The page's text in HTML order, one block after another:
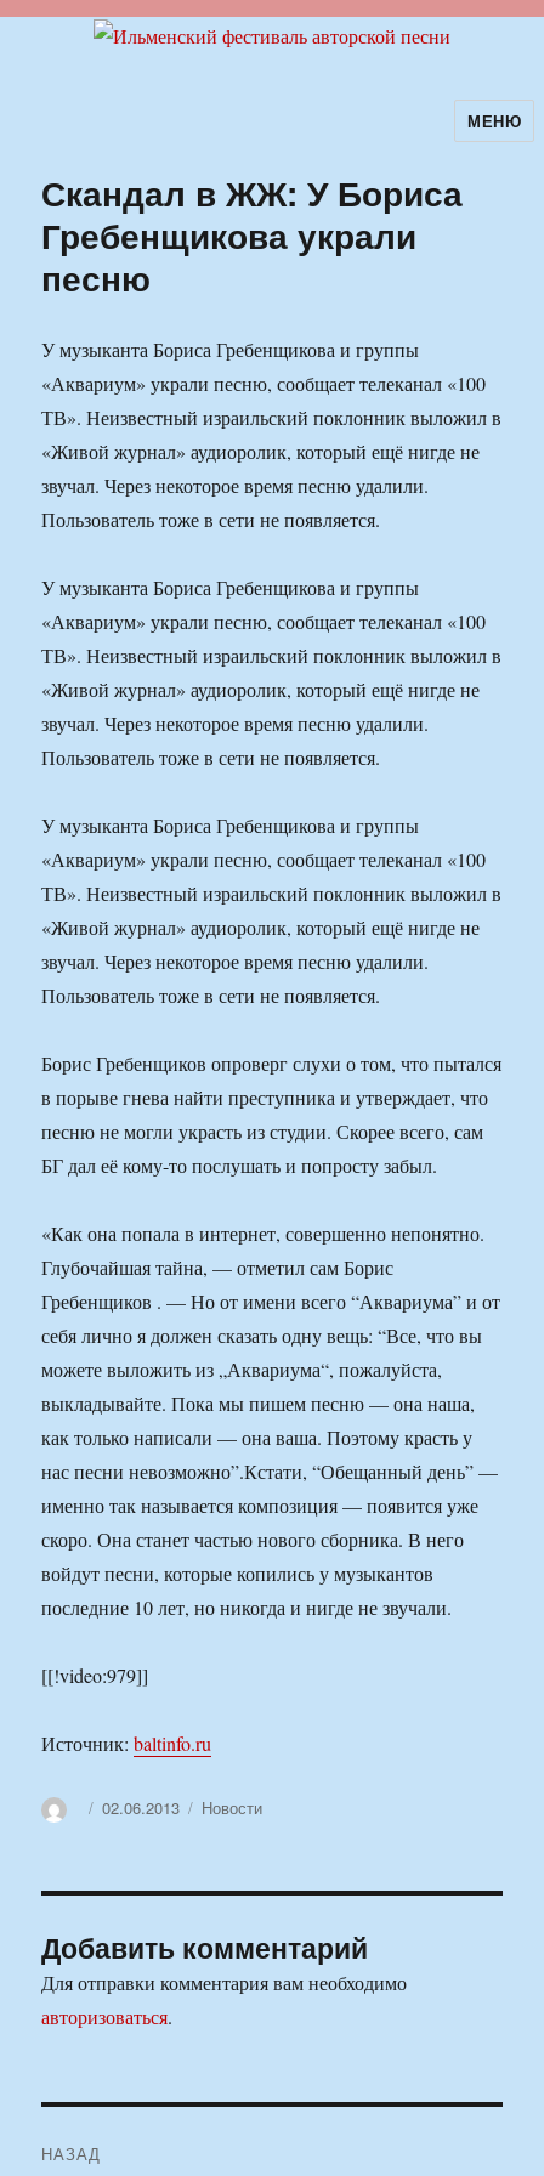
Ильменский фестиваль авторскойМЕНЮ
Скандал в ЖЖ: У Бориса
Гребенщикова украли
песню
У музыканта Бориса Гребенщикова и группы
«Аквариум» украли песню, сообщает телеканал «100
ТВ». Неизвестный израильский поклонник выложил в
«Живой журнал» аудиоролик, который ещё нигде не
звучал. Через некоторое время песню удалили.
Пользователь тоже в сети не появляется.
У музыканта Бориса Гребенщикова и группы
«Аквариум» украли песню, сообщает телеканал «100
ТВ». Неизвестный израильский поклонник выложил в
«Живой журнал» аудиоролик, который ещё нигде не
звучал. Через некоторое время песню удалили.
Пользователь тоже в сети не появляется.
У музыканта Бориса Гребенщикова и группы
«Аквариум» украли песню, сообщает телеканал «100
ТВ». Неизвестный израильский поклонник выложил в
«Живой журнал» аудиоролик, который ещё нигде не
звучал. Через некоторое время песню удалили.
Пользователь тоже в сети не появляется.
Борис Гребенщиков опроверг слухи о том, что пытался
в порыве гнева найти преступника и утверждает, что
песню не могли украсть из студии. Скорее всего, сам
БГ дал её кому-то послушать и попросту забыл.
«Как она попала в интернет, совершенно непонятно.
Глубочайшая тайна, — отметил сам Борис
Гребенщиков . — Но от имени всего “Аквариума” и от
себя лично я должен сказать одну вещь: “Все, что вы
можете выложить из „Аквариума“, пожалуйста,
выкладывайте. Пока мы пишем песню — она наша,
как только написали — она ваша. Поэтому красть у
нас песни невозможно”.Кстати, “Обещанный день” —
именно так называется композиция — появится уже
скоро. Она станет частью нового сборника. В него
войдут песни, которые копились у музыкантов
последние 10 лет, но никогда и нигде не звучали.
[[!video:979]]
Источник:baltinfo.ru
АвторОпубликовано
02.06.2013 Рубрики
Новости
Добавить комментарий
Для отправки комментария вам необходимо
авторизоваться.
НАЗАД